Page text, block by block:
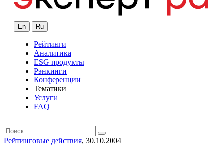
En Ru
Рейтинги
Аналитика
ESG продукты
Рэнкинги
Конференции
Тематики
Услуги
FAQ
Рейтинговые действия, 30.10.2004